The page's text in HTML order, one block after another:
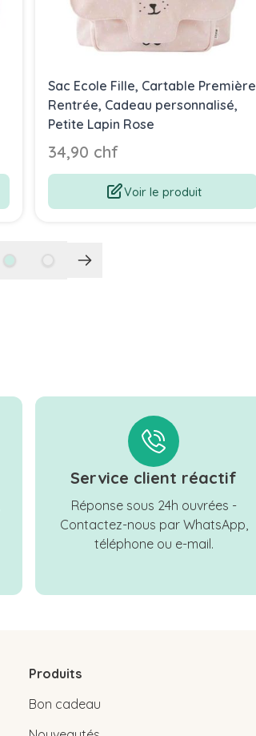
Sac Ecole Fille, Cartable Première
Rentrée, Cadeau personnalisé,
Petite Lapin Rose
34,90 chf
Voir le produit
Service client réactif
Réponse sous 24h ouvrées -
Contactez-nous par WhatsApp,
téléphone ou e-mail.
Produits
Bon cadeau